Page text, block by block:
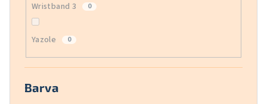
Wristband 3 0
Yazole 0
Barva